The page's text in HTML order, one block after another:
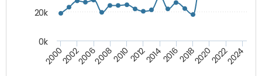
200020022006200820102012201420162018202020222024
0k
20k